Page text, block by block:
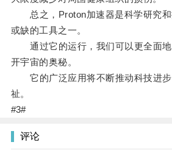
总之，Proton加速器是科学研究和
或缺的工具之一。
通过它的运行，我们可以更全面地
开宇宙的奥秘。
它的广泛应用将不断推动科技进步
祉。
#3#
评论